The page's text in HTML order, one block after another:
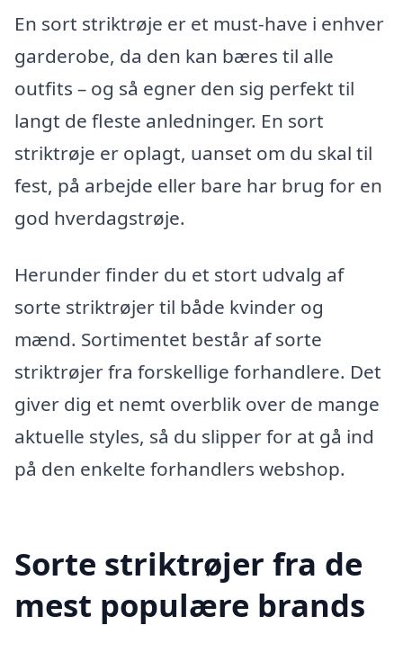
En sort striktrøje er et must-have i enhver
garderobe, da den kan bæres til alle
outfits – og så egner den sig perfekt til
langt de fleste anledninger. En sort
striktrøje er oplagt, uanset om du skal til
fest, på arbejde eller bare har brug for en
god hverdagstrøje.
Herunder finder du et stort udvalg af
sorte striktrøjer til både kvinder og
mænd. Sortimentet består af sorte
striktrøjer fra forskellige forhandlere. Det
giver dig et nemt overblik over de mange
aktuelle styles, så du slipper for at gå ind
på den enkelte forhandlers webshop.
Sorte striktrøjer fra de
mest populære brands